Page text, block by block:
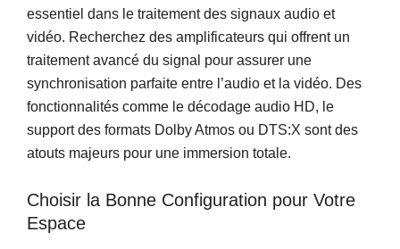
essentiel dans le traitement des signaux audio et
vidéo. Recherchez des amplificateurs qui offrent un
traitement avancé du signal pour assurer une
synchronisation parfaite entre l’audio et la vidéo. Des
fonctionnalités comme le décodage audio HD, le
support des formats Dolby Atmos ou DTS:X sont des
atouts majeurs pour une immersion totale.
Choisir la Bonne Configuration pour Votre
Espace